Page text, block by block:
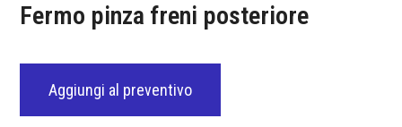
Fermo pinza freni posteriore
Aggiungi al preventivo